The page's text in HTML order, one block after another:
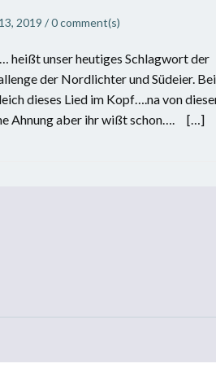
2019 /0comment(s)
heißt unser heutiges Schlagwort der
der Nordlichter und Südeier.
dieses Lied im Kopf….na von
Ahnung aber ihr wißt schon…. […]